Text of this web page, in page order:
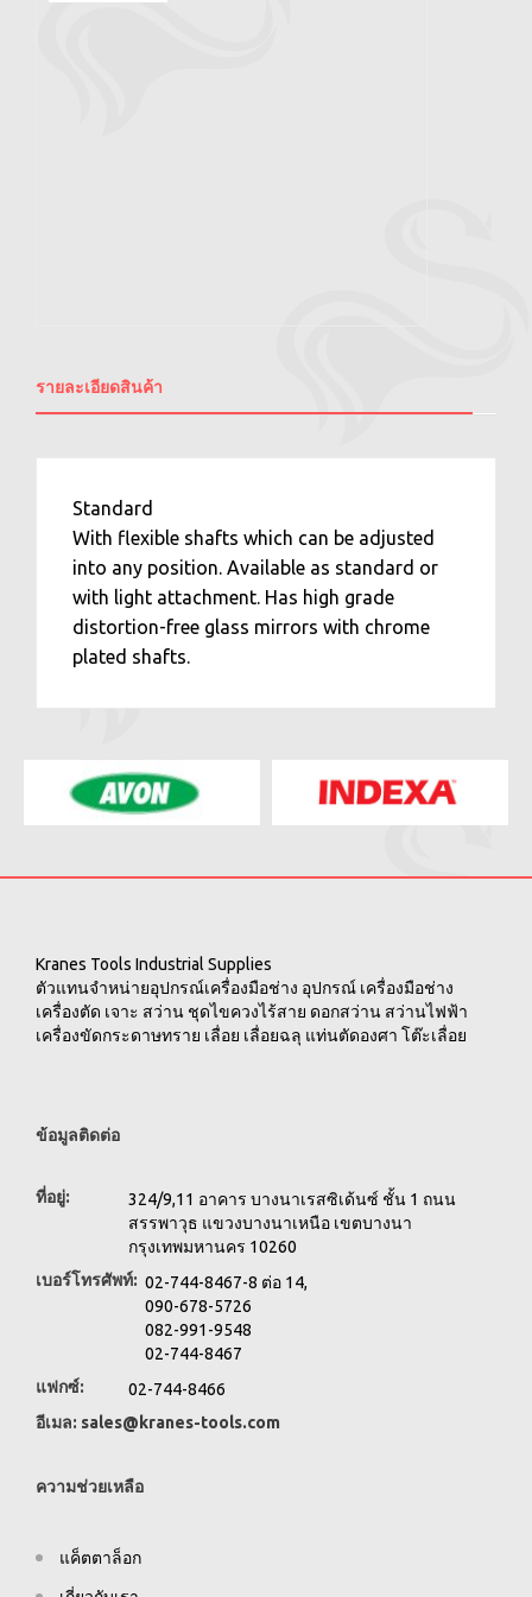
รายละเอียดสินค้า
Standard
With flexible shafts which can be adjusted
into any position. Available as standard or
with light attachment. Has high grade
distortion-free glass mirrors with chrome
plated shafts.
Kranes Tools Industrial Supplies
ตัวแทนจำหน่ายอุปกรณ์เครื่องมือช่าง อุปกรณ์ เครื่องมือช่าง
เครื่องตัด เจาะ สว่าน ชุดไขควงไร้สาย ดอกสว่าน สว่านไฟฟ้า
เครื่องขัดกระดาษทราย เลื่อย เลื่อยฉลุ แท่นตัดองศา โต๊ะเลื่อย
ข้อมูลติดต่อ
ที่อยู่:
324/9,11 อาคาร บางนาเรสซิเด้นซ์ ชั้น 1 ถนน
สรรพาวุธ แขวงบางนาเหนือ เขตบางนา
กรุงเทพมหานคร 10260
เบอร์โทรศัพท์: 02-744-8467-8 ต่อ 14,
090-678-5726
082-991-9548
02-744-8467
แฟกซ์:
02-744-8466
อีเมล: sales@kranes-tools.com
ความช่วยเหลือ
แค็ตตาล็อก